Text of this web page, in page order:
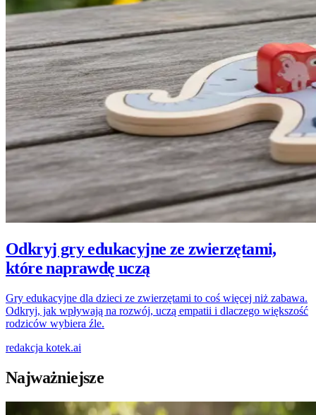
Odkryj gry edukacyjne ze zwierzętami,
które naprawdę uczą
Gry edukacyjne dla dzieci ze zwierzętami to coś więcej niż zabawa.
Odkryj, jak wpływają na rozwój, uczą empatii i dlaczego większość
rodziców wybiera źle.
redakcja kotek.ai
Najważniejsze